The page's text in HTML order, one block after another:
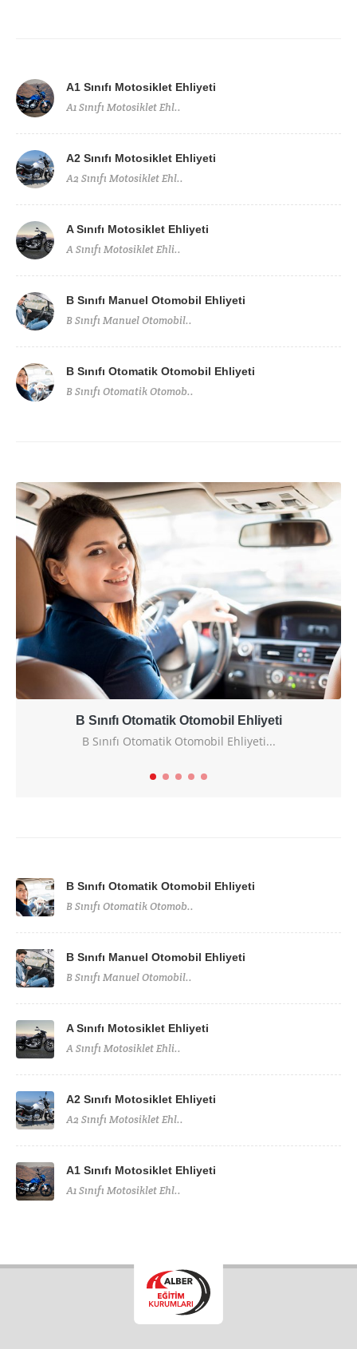
A1 Sınıfı Motosiklet Ehliyeti
A1 Sınıfı Motosiklet Ehl..
A2 Sınıfı Motosiklet Ehliyeti
A2 Sınıfı Motosiklet Ehl..
A Sınıfı Motosiklet Ehliyeti
A Sınıfı Motosiklet Ehli..
B Sınıfı Manuel Otomobil Ehliyeti
B Sınıfı Manuel Otomobil..
B Sınıfı Otomatik Otomobil Ehliyeti
B Sınıfı Otomatik Otomob..
B Sınıfı Otomatik Otomobil Ehliyeti
B Sınıfı Otomatik Otomobil Ehliyeti...
B Sınıfı Otomatik Otomobil Ehliyeti
B Sınıfı Otomatik Otomob..
B Sınıfı Manuel Otomobil Ehliyeti
B Sınıfı Manuel Otomobil..
A Sınıfı Motosiklet Ehliyeti
A Sınıfı Motosiklet Ehli..
A2 Sınıfı Motosiklet Ehliyeti
A2 Sınıfı Motosiklet Ehl..
A1 Sınıfı Motosiklet Ehliyeti
A1 Sınıfı Motosiklet Ehl..